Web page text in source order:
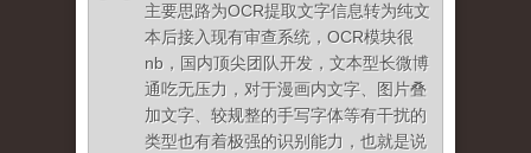
主要思路为OCR提取文字信息转为纯文
本后接入现有审查系统，OCR模块很
nb，国内顶尖团队开发，文本型长微博
通吃无压力，对于漫画内文字、图片叠
加文字、较规整的手写字体等有干扰的
类型也有着极强的识别能力，也就是说